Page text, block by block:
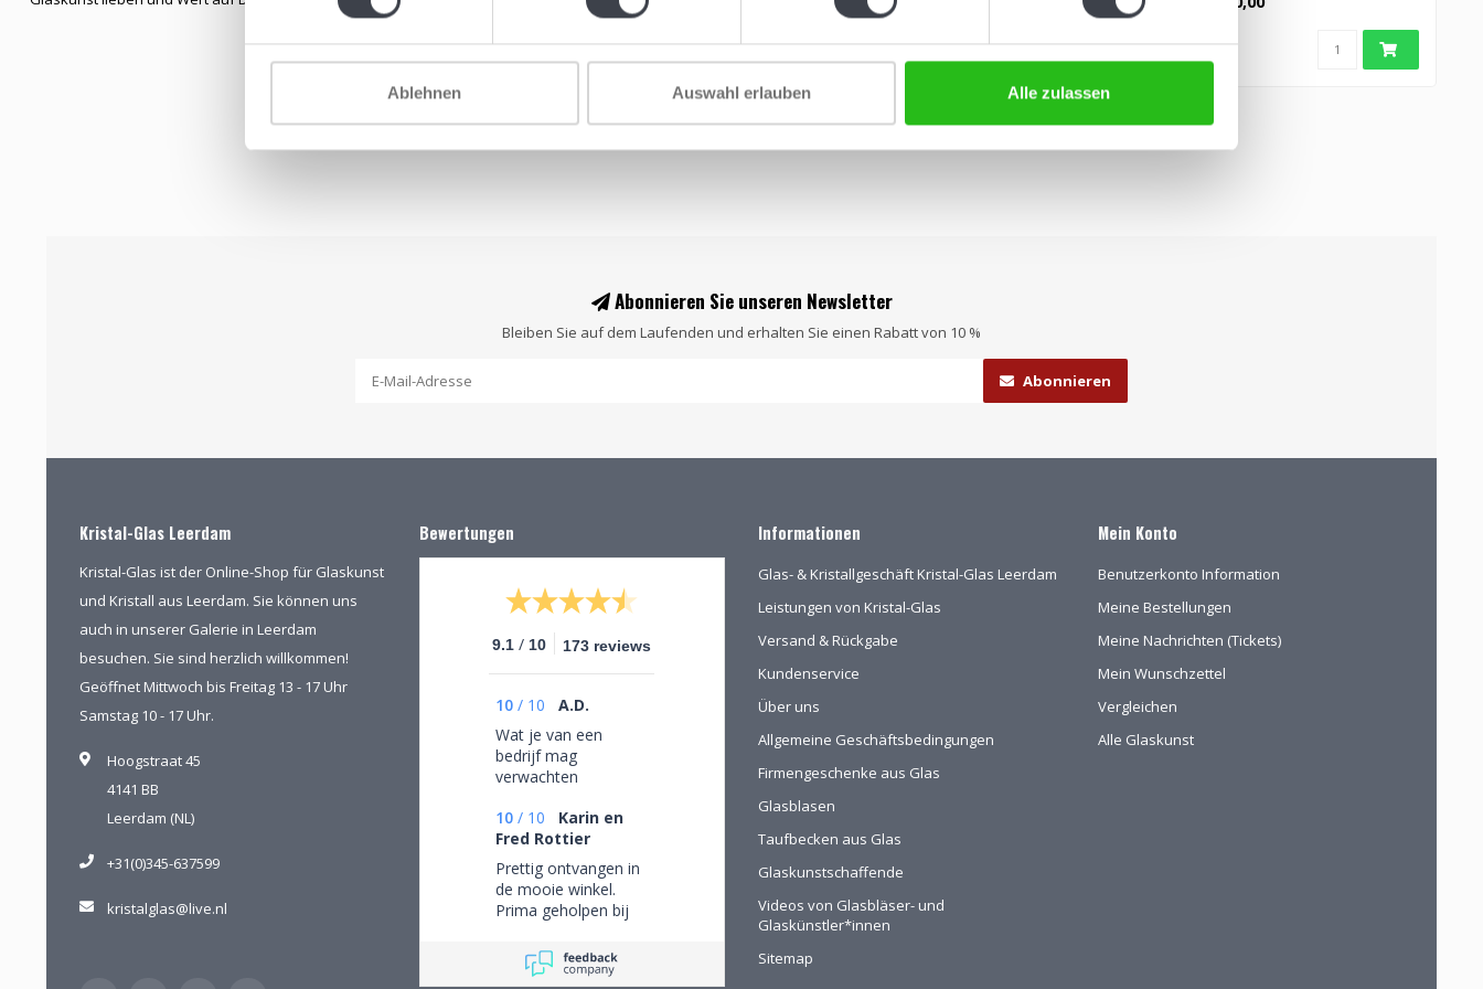
Ablehnen Auswahl erlauben Alle zulassen
Abonnieren Sie unseren Newsletter
Bleiben Sie auf dem Laufenden und erhalten Sie einen Rabatt von 10 %
Abonnieren
Kristal-Glas Leerdam
Kristal-Glas ist der Online-Shop für Glaskunst
und Kristall aus Leerdam. Sie können uns
auch in unserer Galerie in Leerdam
besuchen. Sie sind herzlich willkommen!
Geöffnet Mittwoch bis Freitag 13 - 17 Uhr
Samstag 10 - 17 Uhr.
Hoogstraat 45
4141 BB
Leerdam (NL)
+31(0)345-637599
kristalglas@live.nl
Bewertungen
9.1 / 10 173 reviews
10 / 10
A.D.
Wat je van een
bedrijf mag
verwachten
10 / 10
Karin en
Fred Rottier
Prettig ontvangen in
de mooie winkel.
Prima geholpen bij
schitterend glaswerk
Informationen
Glas- & Kristallgeschäft Kristal-Glas Leerdam
Leistungen von Kristal-Glas
Versand & Rückgabe
Kundenservice
Über uns
Allgemeine Geschäftsbedingungen
Firmengeschenke aus Glas
Glasblasen
Taufbecken aus Glas
Glaskunstschaffende
Videos von Glasbläser- und
Glaskünstler*innen
Sitemap
Mein Konto
Benutzerkonto Information
Meine Bestellungen
Meine Nachrichten (Tickets)
Mein Wunschzettel
Vergleichen
Alle Glaskunst